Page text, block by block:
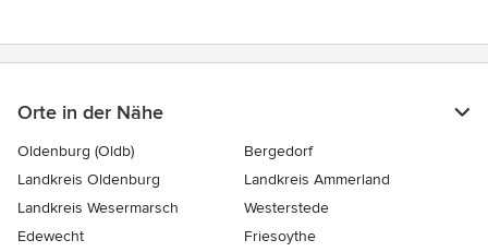
Orte in der Nähe
Oldenburg (Oldb)
Bergedorf
Landkreis Oldenburg
Landkreis Ammerland
Landkreis Wesermarsch
Westerstede
Edewecht
Friesoythe